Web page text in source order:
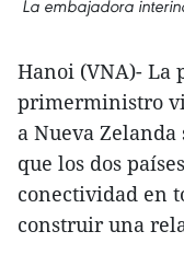
La embajadora
Hanoi (VNA)-
primerministro
a Nueva
que los dos
conectividad en
construir una